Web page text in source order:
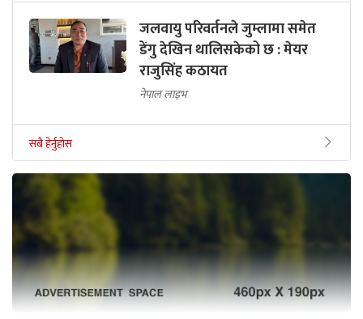
जलवायु परिवर्तनले जुम्लामा समेत
डेंगु देखिन थालिसकेको छ : मेयर
राजुसिंह कठायत
नेपाल लाइभ
सबै हेर्नुहोस